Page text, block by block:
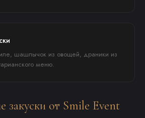
шашлычок из овощей, драники из
меню.
закуски от Smile Event